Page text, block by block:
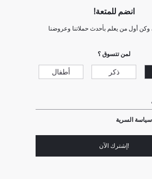
انضم للمتعة!
وكن أول من يعلم بأحدث حملاتنا وعروضنا
لمن تتسوق ؟
ذكر أطفال
السرية
!إشترك الآن